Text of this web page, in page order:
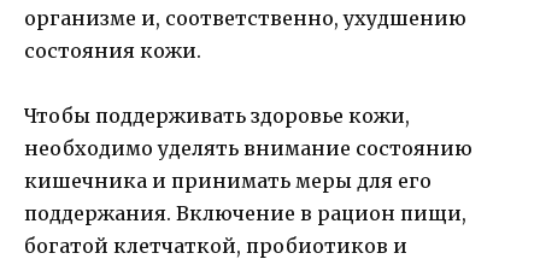
организме и, соответственно, ухудшению
состояния кожи.
Чтобы поддерживать здоровье кожи,
необходимо уделять внимание состоянию
кишечника и принимать меры для его
поддержания. Включение в рацион пищи,
богатой клетчаткой, пробиотиков и